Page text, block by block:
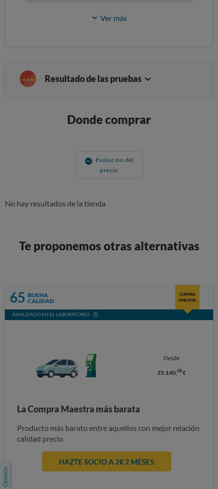
Ver más
Resultado de las pruebas
Donde comprar
Evolución del
precio
No hay resultados de la tienda
Te proponemos otras alternativas
65 BUENA
CALIDAD
COMPRA
MAESTRA
ANALIZADO EN EL LABORATORIO
Desde
25.140, 00€
La Compra Maestra más barata
Producto más barato entre aquellos con mejor relación
calidad precio
HAZTE SOCIO A 2€ 2 MESES